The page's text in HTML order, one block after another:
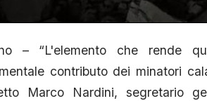
– “L'elemento che rende
contributo dei minatori
Marco Nardini, segretario